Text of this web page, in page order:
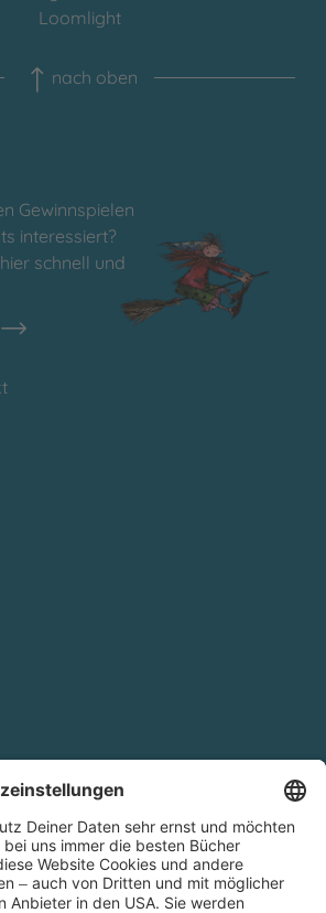
Loomlight
nach oben
Gewinnspielen
interessiert?
schnell und
(Affiliate)